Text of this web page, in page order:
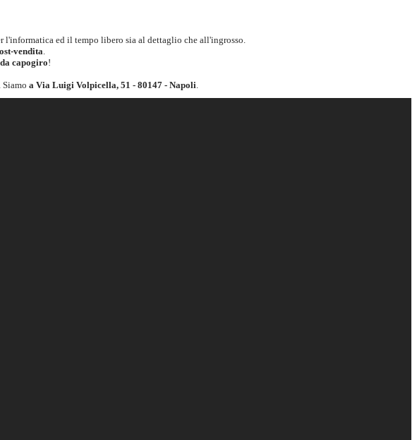
l'informatica ed il tempo libero sia al dettaglio che all'ingrosso.
vendita.
capogiro!
Siamo a Via Luigi Volpicella, 51 - 80147 - Napoli.